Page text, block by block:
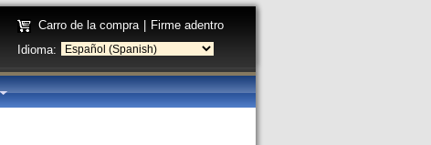
Carro de la compra
Firme adentro
Idioma: